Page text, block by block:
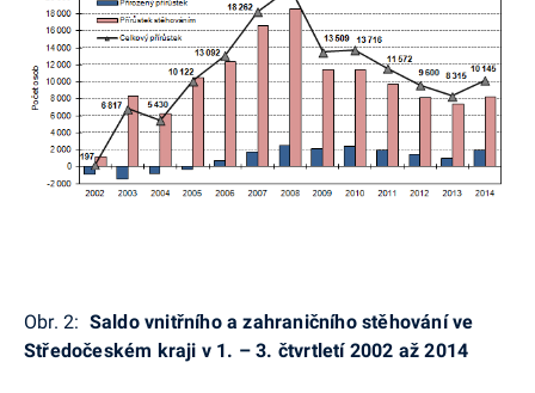
Obr. 2: Saldo vnitřního a zahraničního stěhování ve
Středočeském kraji v 1. – 3. čtvrtletí 2002 až 2014